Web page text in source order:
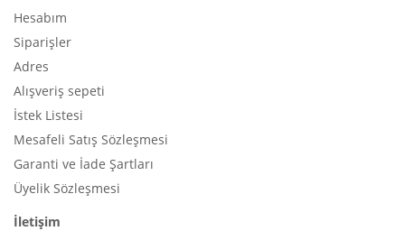
Hesabım
Siparişler
Adres
Alışveriş sepeti
İstek Listesi
Mesafeli Satış Sözleşmesi
Garanti ve İade Şartları
Üyelik Sözleşmesi
İletişim